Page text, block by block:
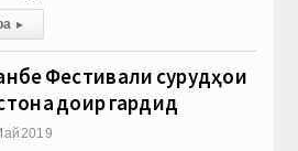
▸
Фестивали сурудҳои
доир гардид
2019